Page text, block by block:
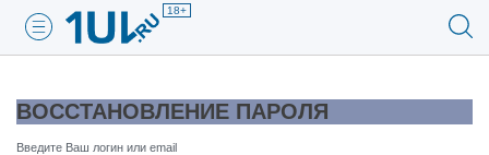
18+
ВОССТАНОВЛЕНИЕ ПАРОЛЯ
Введите Ваш логин или email